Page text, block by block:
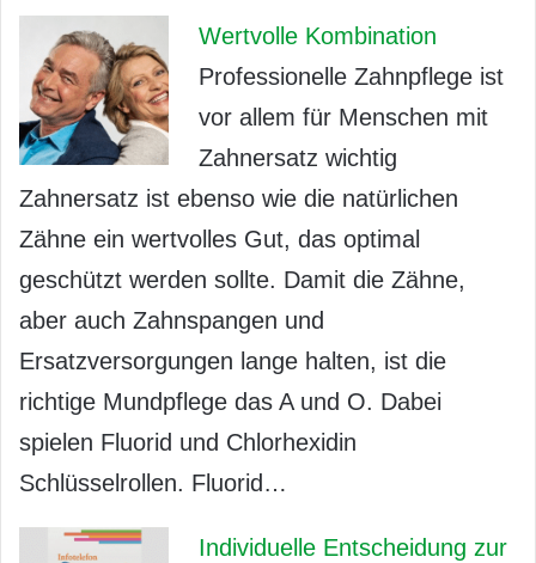
Wertvolle Kombination
Professionelle Zahnpflege ist
vor allem für Menschen mit
Zahnersatz wichtig
Zahnersatz ist ebenso wie die natürlichen
Zähne ein wertvolles Gut, das optimal
geschützt werden sollte. Damit die Zähne,
aber auch Zahnspangen und
Ersatzversorgungen lange halten, ist die
richtige Mundpflege das A und O. Dabei
spielen Fluorid und Chlorhexidin
Schlüsselrollen. Fluorid…
Individuelle Entscheidung zur